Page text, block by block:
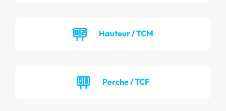
Hauteur / TCM
Perche / TCF